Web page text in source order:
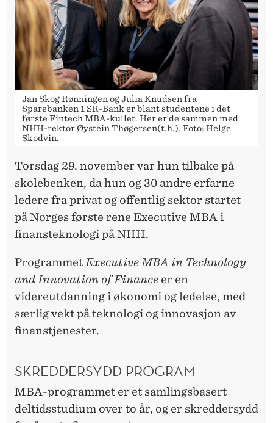
Jan Skog Rønningen og Julia Knudsen fra
Sparebanken 1 SR-Bank er blant studentene i det
første Fintech MBA-kullet. Her er de sammen med
NHH-rektor Øystein Thøgersen(t.h.). Foto: Helge
Skodvin.
Torsdag 29. november var hun tilbake på
skolebenken, da hun og 30 andre erfarne
ledere fra privat og offentlig sektor startet
på Norges første rene Executive MBA i
finansteknologi på NHH.
Programmet Executive MBA in Technology
and Innovation of Finance er en
videreutdanning i økonomi og ledelse, med
særlig vekt på teknologi og innovasjon av
finanstjenester.
SKREDDERSYDD PROGRAM
MBA-programmet er et samlingsbasert
deltidsstudium over to år, og er skreddersydd